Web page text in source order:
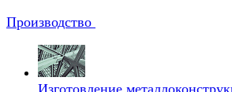
Производство
Изготовление